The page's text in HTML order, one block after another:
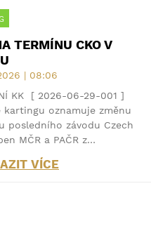
TERMÍNU CKO V
| 08:06
KK [ 2026-06-29-001 ]
kartingu oznamuje změnu
posledního závodu Czech
MČR a PAČR z…
VÍCE